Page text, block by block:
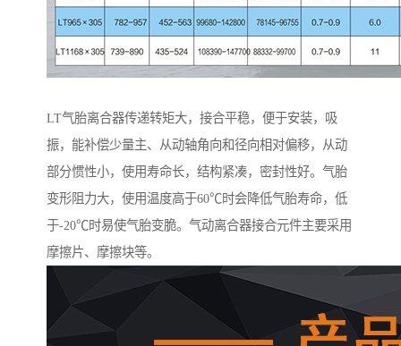
LT气胎离合器传递转矩大，接合平稳，便于安装，吸
振，能补偿少量主、从动轴角向和径向相对偏移，从动
部分惯性小，使用寿命长，结构紧凑，密封性好。气胎
变形阻力大，使用温度高于60℃时会降低气胎寿命，低
于-20℃时易使气胎变脆。气动离合器接合元件主要采用
摩擦片、摩擦块等。